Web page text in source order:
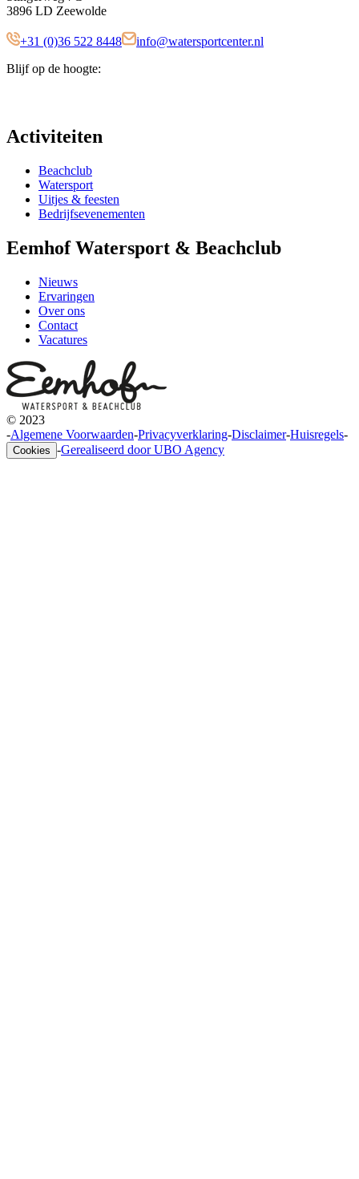
3896 LD Zeewolde
+31 (0)36 522 8448
info@watersportcenter.nl
Blijf op de hoogte:
Activiteiten
Beachclub
Watersport
Uitjes & feesten
Bedrijfsevenementen
Eemhof Watersport & Beachclub
Nieuws
Ervaringen
Over ons
Contact
Vacatures
© 2023
-Algemene Voorwaarden-Privacyverklaring-Disclaimer-Huisregels-
Cookies -Gerealiseerd door UBO Agency